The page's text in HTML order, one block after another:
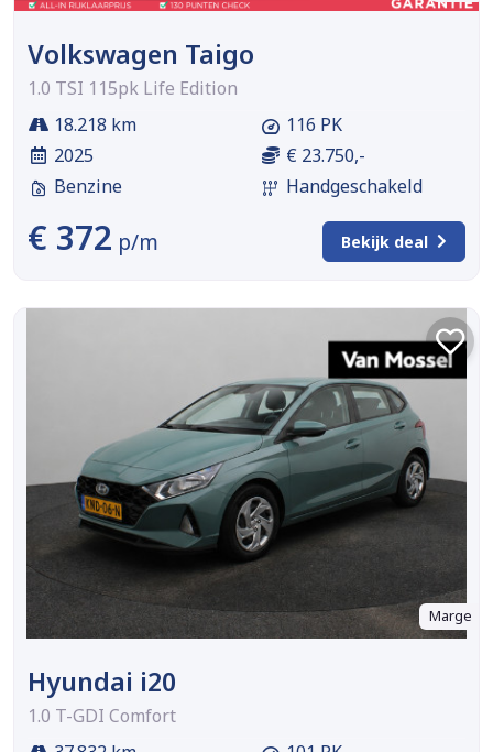
Volkswagen Taigo
1.0 TSI 115pk Life Edition
18.218 km
2025
Benzine
116 PK
€ 23.750,-
Handgeschakeld
€ 372 p/m Bekijk deal
Marge
Hyundai i20
1.0 T-GDI Comfort